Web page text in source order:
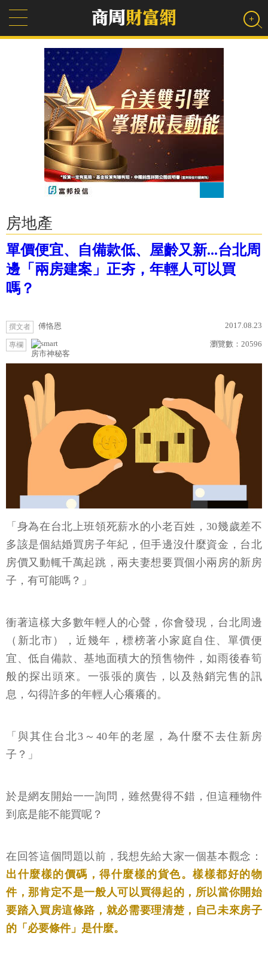
房地產
單價便宜、自備款低、屋齡又新...台北周
邊「兩房建案」正夯，年輕人可以買
嗎？
撰文者 傅恪恩 2017.08.23
專欄
房市神秘客
瀏覽數： 20596
「身為在台北上班領死薪水的小老百姓，30幾歲差不
多該是個結婚買房子年紀，但手邊沒什麼資金，台北
房價又動輒千萬起跳，兩夫妻想要買個小兩房的新房
子，有可能嗎？」
衝著這樣大多數年輕人的心聲，你會發現，台北周邊
（新北市），近幾年，標榜著小家庭自住、單價便
宜、低自備款、基地面積大的預售物件，如雨後春筍
般的探出頭來。一張張的廣告，以及熱銷完售的訊
息，勾得許多的年輕人心癢癢的。
「與其住台北3～40年的老屋，為什麼不去住新房
子？」
於是網友開始一一詢問，雖然覺得不錯，但這種物件
到底是能不能買呢？
在回答這個問題以前，我想先給大家一個基本觀念：
出什麼樣的價碼，得什麼樣的貨色。樣樣都好的物
件，那肯定不是一般人可以買得起的，所以當你開始
要踏入買房這條路，就必需要理清楚，自己未來房子
的「必要條件」是什麼。